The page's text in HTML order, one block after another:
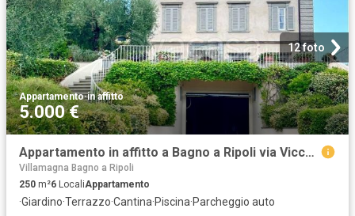
12 foto
Appartamento·in affitto
5.000 €
Appartamento in affitto a Bagno a Ripoli via Vicchio e paterno, box, terrazzo, vista panoramica TrovaCasa
Villamagna Bagno a Ripoli
250 m²6 LocaliAppartamento
·Giardino·Terrazzo·Cantina·Piscina·Parcheggio auto